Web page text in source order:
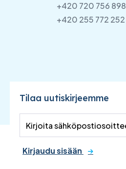
+420 720 756 898
+420 255 772 252
Tilaa uutiskirjeemme
Kirjaudu sisään